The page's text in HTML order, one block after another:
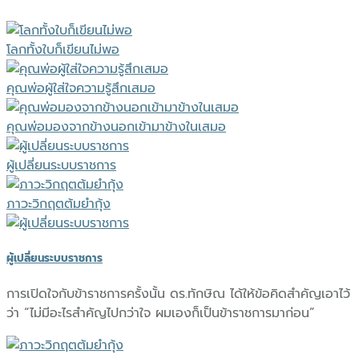
โลกทั้งใบก็เขียนไม่พอ
คุณพ่อผู้ใส่ใจความรู้สึกเสมอ
คุณพ่อมองจากข้างนอกเข้ามาข้างในเสมอ
ผู้เปลี่ยนระบบราชการ
ภาวะวิกฤตต้มยำกุ้ง
ผู้เปลี่ยนระบบราชการ
การเปิดใจกับข้าราชการครั้งนั้น ดร.ทักษิณ ได้ให้ข้อคิดสำคัญเอาไว้
ว่า “ไม่มีอะไรสำคัญไปกว่าใจ ผมเองก็เป็นข้าราชการมาก่อน”